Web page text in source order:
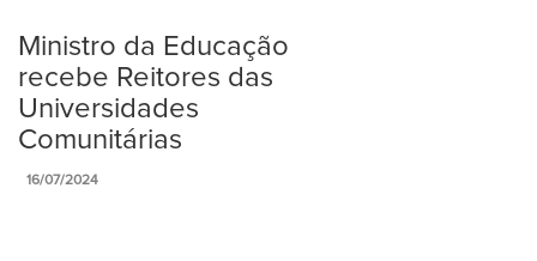
Ministro da Educação
recebe Reitores das
Universidades
Comunitárias
16/07/2024